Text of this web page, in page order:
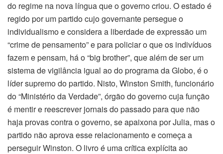
do regime na nova língua que o governo criou. O estado é
regido por um partido cujo governante persegue o
individualismo e considera a liberdade de expressão um
“crime de pensamento” e para policiar o que os indivíduos
fazem e pensam, há o “big brother”, que além de ser um
sistema de vigilância igual ao do programa da Globo, é o
líder supremo do partido. Nisto, Winston Smith, funcionário
do “Ministério da Verdade”, órgão do governo cuja função
é mentir e reescrever jornais do passado para que não
haja provas contra o governo, se apaixona por Julia, mas o
partido não aprova esse relacionamento e começa a
perseguir Winston. O livro é uma crítica explícita ao